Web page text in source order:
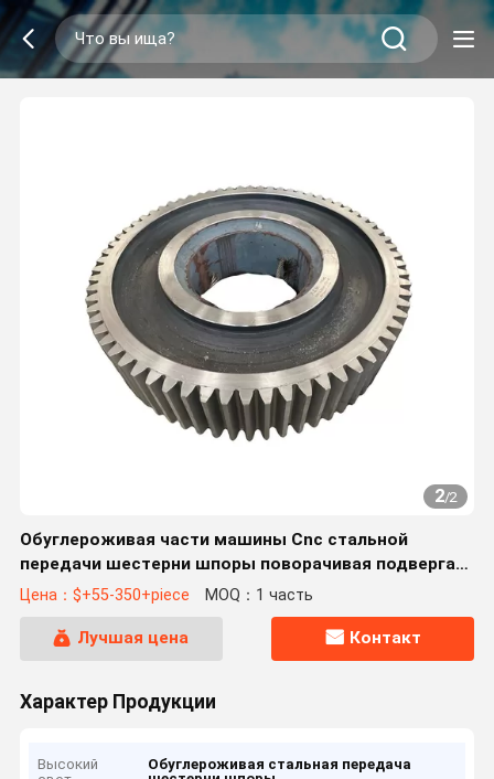
2/2
Обуглероживая части машины Cnc стальной
передачи шестерни шпоры поворачивая подвергая
механической обработке
Цена：$+55-350+piece MOQ：1 часть
Лучшая цена Контакт
Характер Продукции
Высокий
Обуглероживая стальная передача